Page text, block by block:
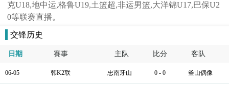
克U18,地中运,格鲁U19,土篮超,非运男篮,大洋锦U17,巴保U2
0等联赛直播。
交锋历史
日期 賽事 主队 比分 客队
06-05 韩K2联 忠南牙山 0 - 0 釜山偶像